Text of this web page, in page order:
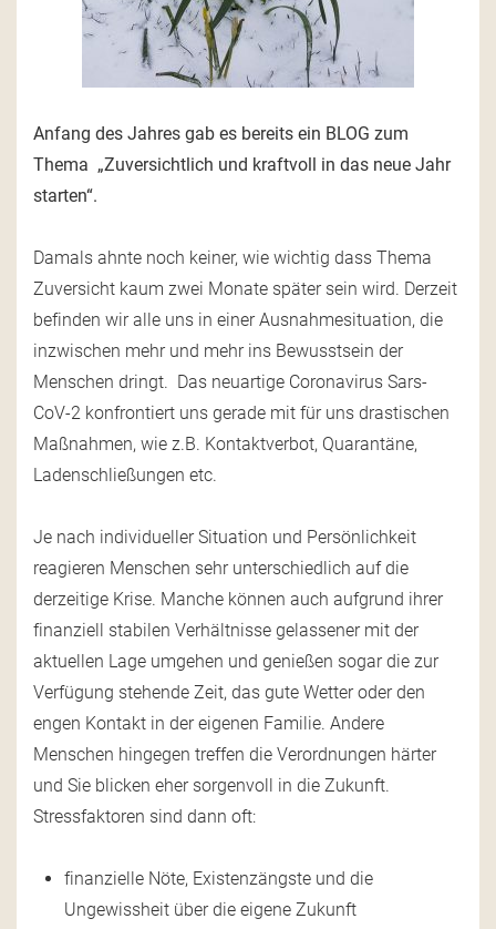
Anfang des Jahres gab es bereits ein BLOG zum
Thema „Zuversichtlich und kraftvoll in das neue Jahr
starten“.
Damals ahnte noch keiner, wie wichtig dass Thema
Zuversicht kaum zwei Monate später sein wird. Derzeit
befinden wir alle uns in einer Ausnahmesituation, die
inzwischen mehr und mehr ins Bewusstsein der
Menschen dringt. Das neuartige Coronavirus Sars-
CoV-2 konfrontiert uns gerade mit für uns drastischen
Maßnahmen, wie z.B. Kontaktverbot, Quarantäne,
Ladenschließungen etc.
Je nach individueller Situation und Persönlichkeit
reagieren Menschen sehr unterschiedlich auf die
derzeitige Krise. Manche können auch aufgrund ihrer
finanziell stabilen Verhältnisse gelassener mit der
aktuellen Lage umgehen und genießen sogar die zur
Verfügung stehende Zeit, das gute Wetter oder den
engen Kontakt in der eigenen Familie. Andere
Menschen hingegen treffen die Verordnungen härter
und Sie blicken eher sorgenvoll in die Zukunft.
Stressfaktoren sind dann oft:
finanzielle Nöte, Existenzängste und die
Ungewissheit über die eigene Zukunft